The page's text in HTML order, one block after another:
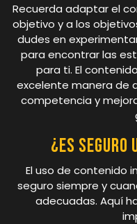
Recuerda adaptar el
objetivo y a los
dudes en
para encontrar las
para ti. El
excelente manera de
competencia y
¿Es
El uso de contenido
seguro siempre y
adecuadas. Aquí